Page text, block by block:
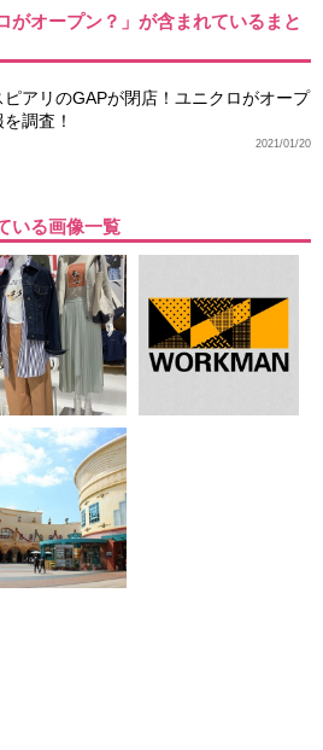
がオープン？」が含まれているまと
ピアリのGAPが閉店！ユニクロがオープ
調査！
2021/01/20
いる画像一覧